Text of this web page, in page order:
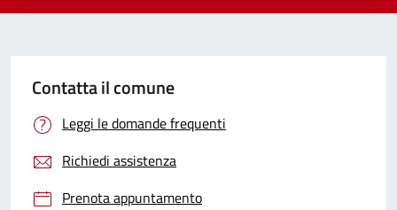
Contatta il comune
Leggi le domande frequenti
Richiedi assistenza
Prenota appuntamento